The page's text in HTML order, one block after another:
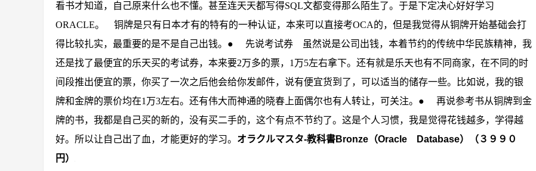
看书才知道，自己原来什么也不懂。甚至连天天都写得SQL文都变得那么陌生了。于是下定决心好好学习
ORACLE。 铜牌是只有日本才有的特有的一种认证，本来可以直接考OCA的，但是我觉得从铜牌开始基础会打
得比较扎实，最重要的是不是自己出钱。 ● 先说考试券 虽然说是公司出钱，本着节约的传统中华民族精神，我
还是找了最便宜的乐天买的考试券，本来要2万多的票， 1 万5左右拿下。还有就是乐天也有不同商家，在不同的时
间段推出便宜的票，你买了一次之后他会给你发邮件，说有便宜货到了，可以适当的储存一些。比如说，我的银
牌和金牌的票价均在1 万3左右。还有伟大而神通的晓春上面偶尔也有人转让，可关注。 ● 再说参考书从铜牌到金
牌的书，我都是自己买的新的，没有买二手的，这个有点不节约了。这是个人习惯，我是觉得花钱越多，学得越
好。所以让自己出了血，才能更好的学习。 オラクルマスタ-教科書Bronze（Oracle Database） （ ３９９０
円）